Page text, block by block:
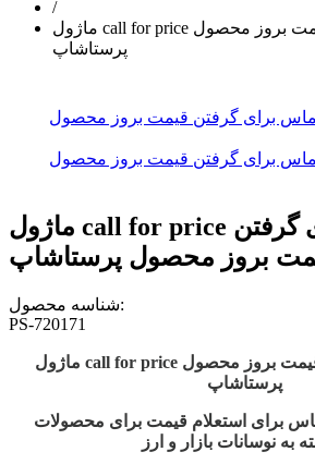
/
ماژول call for price تماس برای گرفتن قیمت بروز محصول
پرستاشاپ
ماژول call for price تماس برای گرفتن
بروز محصول پرستاشاپ
شناسه محصول:
PS-720171
ماژول call for price تماس برای گرفتن قیمت بروز محصول
پرستاشاپ
برای استعلام قیمت برای محصولات
به نوسانات بازار و ارز